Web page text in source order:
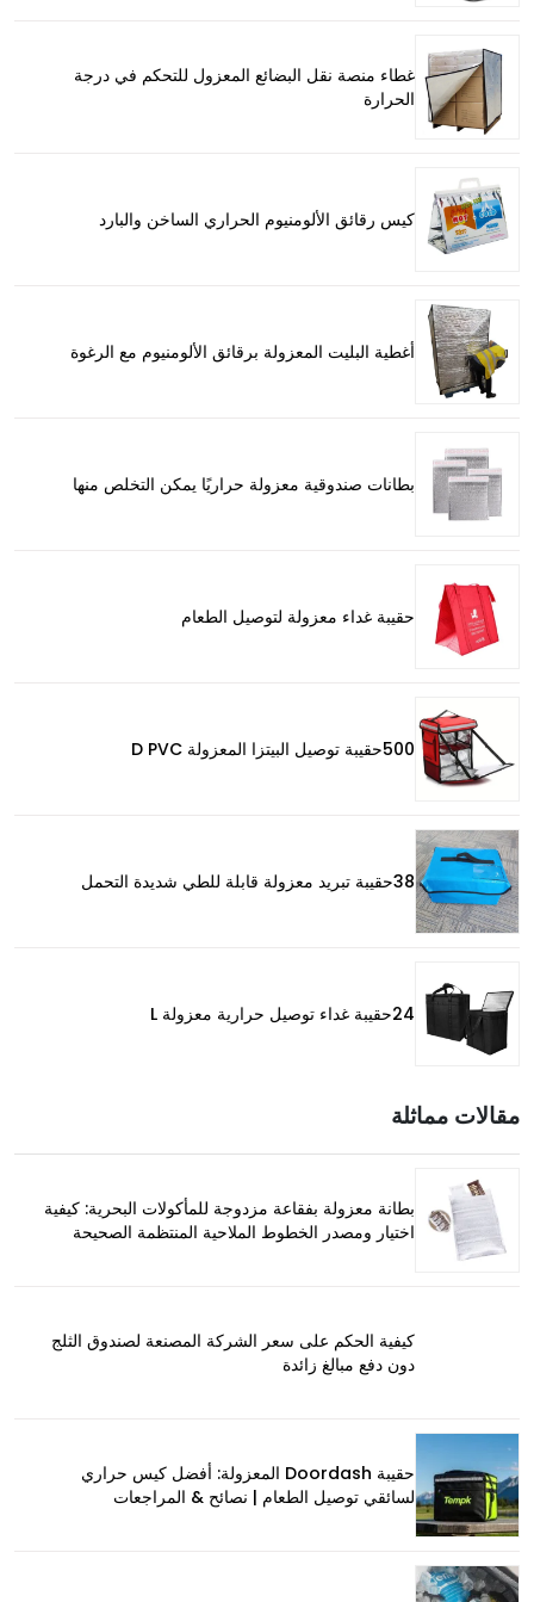
غطاء منصة نقل البضائع المعزول للتحكم في درجة
الحرارة
كيس رقائق الألومنيوم الحراري الساخن والبارد
أغطية البليت المعزولة برقائق الألومنيوم مع الرغوة
بطانات صندوقية معزولة حراريًا يمكن التخلص منها
حقيبة غداء معزولة لتوصيل الطعام
500حقيبة توصيل البيتزا المعزولة D PVC
38حقيبة تبريد معزولة قابلة للطي شديدة التحمل
24حقيبة غداء توصيل حرارية معزولة L
مقالات مماثلة
بطانة معزولة بفقاعة مزدوجة للمأكولات البحرية: كيفية
اختيار ومصدر الخطوط الملاحية المنتظمة الصحيحة
كيفية الحكم على سعر الشركة المصنعة لصندوق الثلج
دون دفع مبالغ زائدة
حقيبة Doordash المعزولة: أفضل كيس حراري
لسائقي توصيل الطعام | نصائح & المراجعات